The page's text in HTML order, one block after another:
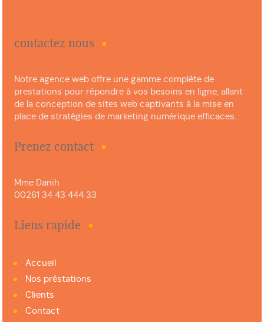
contactez nous
Notre agence web offre une gamme complète de
prestations pour répondre à vos besoins en ligne, allant
de la conception de sites web captivants à la mise en
place de stratégies de marketing numérique efficaces.
Prenez contact
Mme Danih
00261 34 43 444 33
Liens rapide
Accueil
Nos préstations
Clients
Contact